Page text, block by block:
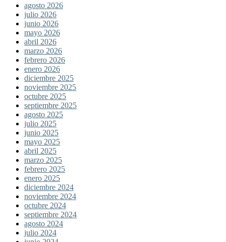
agosto 2026
julio 2026
junio 2026
mayo 2026
abril 2026
marzo 2026
febrero 2026
enero 2026
diciembre 2025
noviembre 2025
octubre 2025
septiembre 2025
agosto 2025
julio 2025
junio 2025
mayo 2025
abril 2025
marzo 2025
febrero 2025
enero 2025
diciembre 2024
noviembre 2024
octubre 2024
septiembre 2024
agosto 2024
julio 2024